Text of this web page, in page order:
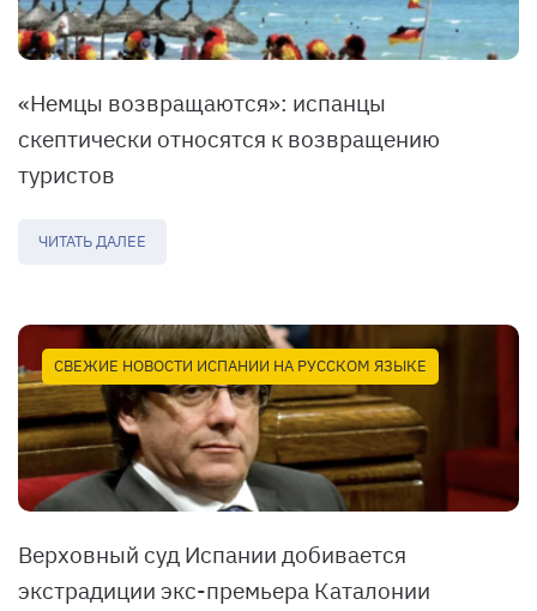
«Немцы возвращаются»: испанцы
скептически относятся к возвращению
туристов
ЧИТАТЬ ДАЛЕЕ
СВЕЖИЕ НОВОСТИ ИСПАНИИ НА РУССКОМ ЯЗЫКЕ
Верховный суд Испании добивается
экстрадиции экс-премьера Каталонии